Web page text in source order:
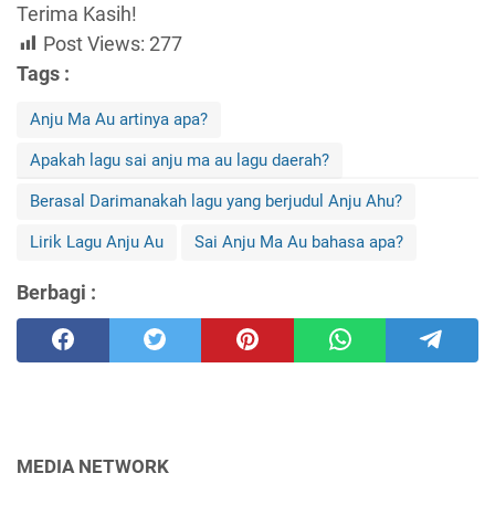
Terima Kasih!
Post Views: 277
Tags :
Anju Ma Au artinya apa?
Apakah lagu sai anju ma au lagu daerah?
Berasal Darimanakah lagu yang berjudul Anju Ahu?
Lirik Lagu Anju Au Sai Anju Ma Au bahasa apa?
Berbagi :
MEDIA NETWORK